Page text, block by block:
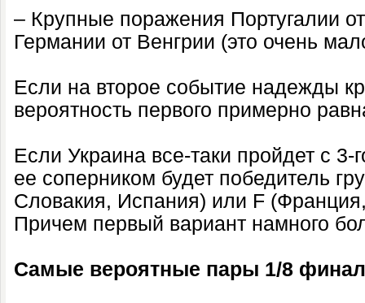
– Крупные поражения Португалии
Германии от Венгрии (это очень
Если на второе событие надежды
вероятность первого примерно
Если Украина все-таки пройдет с
ее соперником будет победитель
Словакия, Испания) или F
Причем первый вариант намного
Самые вероятные пары 1/8